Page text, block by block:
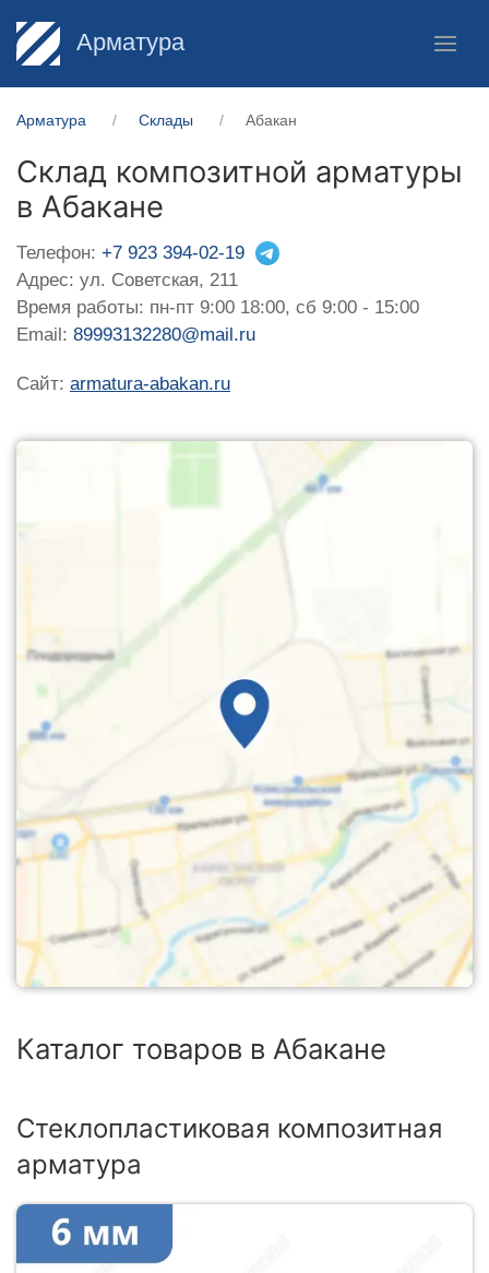
Арматура
Арматура Склады Абакан
Склад композитной арматуры
в Абакане
Телефон: +7 923 394-02-19
Адрес: ул. Советская, 211
Время работы: пн-пт 9:00 18:00, сб 9:00 - 15:00
Email: 89993132280@mail.ru
Сайт: armatura-abakan.ru
Каталог товаров в Абакане
Стеклопластиковая композитная
арматура